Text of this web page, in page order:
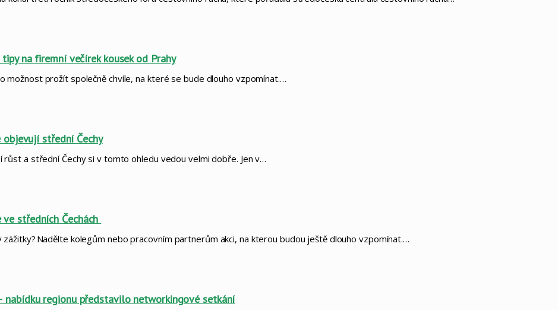
na firemní večírek kousek od Prahy
možnost prožít společně chvíle, na které se bude dlouho vzpomínat.…
střední Čechy
a střední Čechy si v tomto ohledu vedou velmi dobře. Jen v…
středních Čechách
Nadělte kolegům nebo pracovním partnerům akci, na kterou budou ještě dlouho vzpomínat.…
regionu představilo networkingové setkání